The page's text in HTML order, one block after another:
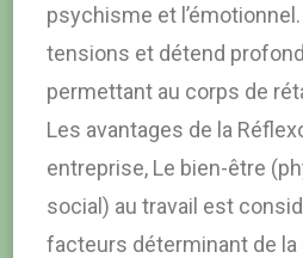
psychisme et
tensions et détend
permettant au corps de
Les avantages de la
entreprise, Le bien-être
social) au travail est
facteurs déterminant de la